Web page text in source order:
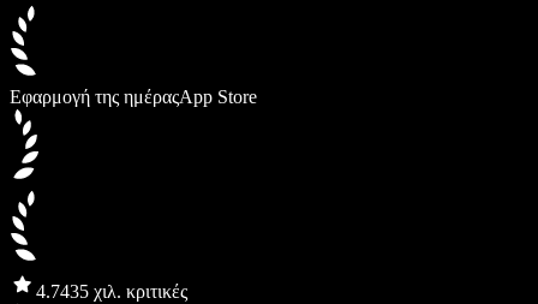
Εφαρμογή της ημέραςApp Store
4.7435 χιλ. κριτικές